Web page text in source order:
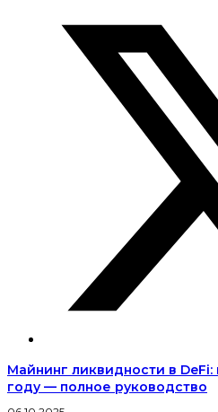
Майнинг ликвидности в DeFi:
году — полное руководство